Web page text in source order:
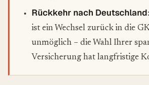
Rückkehr nach Deutschland
ist ein Wechsel zurück in die
unmöglich – die Wahl Ihrer
Versicherung hat langfristige